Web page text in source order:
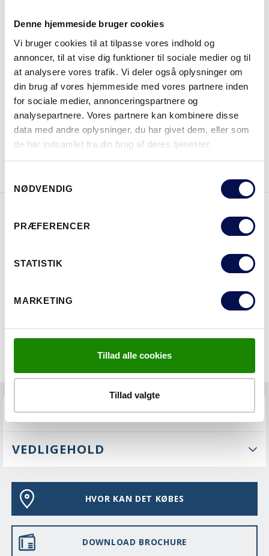
Denne hjemmeside bruger cookies
Vi bruger cookies til at tilpasse vores indhold og
annoncer, til at vise dig funktioner til sociale medier og til
at analysere vores trafik. Vi deler også oplysninger om
din brug af vores hjemmeside med vores partnere inden
for sociale medier, annonceringspartnere og
analysepartnere. Vores partnere kan kombinere disse
data med andre oplysninger, du har givet dem, eller som
de har indsamlet fra din brug af deres tjenester.
NØDVENDIG
PRÆFERENCER
STATISTIK
MARKETING
Tillad alle cookies
Tillad valgte
MODULSTØRRELSER
HVOR KAN DET KØBES
DOWNLOAD BROCHURE
FAQS
VEDLIGEHOLD
HVOR KAN DET KØBES
DOWNLOAD BROCHURE